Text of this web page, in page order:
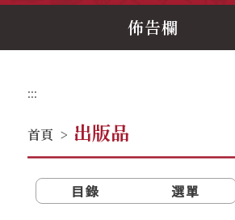
佈告欄
:::
首頁 > 出版品
目錄 選單